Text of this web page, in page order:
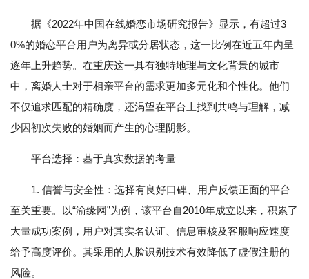
据《2022年中国在线婚恋市场研究报告》显示，有超过3
0%的婚恋平台用户为离异或分居状态，这一比例在近五年内呈
逐年上升趋势。在重庆这一具有独特地理与文化背景的城市
中，离婚人士对于相亲平台的需求更加多元化和个性化。他们
不仅追求匹配的精确度，还渴望在平台上找到共鸣与理解，减
少因初次失败的婚姻而产生的心理阴影。
平台选择：基于真实数据的考量
1. 信誉与安全性：选择有良好口碑、用户反馈正面的平台
至关重要。以“渝缘网”为例，该平台自2010年成立以来，积累了
大量成功案例，用户对其实名认证、信息审核及客服响应速度
给予高度评价。其采用的人脸识别技术有效降低了虚假注册的
风险。